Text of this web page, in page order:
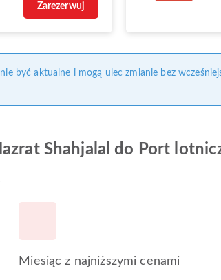
Zarezerwuj
być aktualne i mogą ulec zmianie bez
Shahjalal do Port
Miesiąc z najniższymi cenami